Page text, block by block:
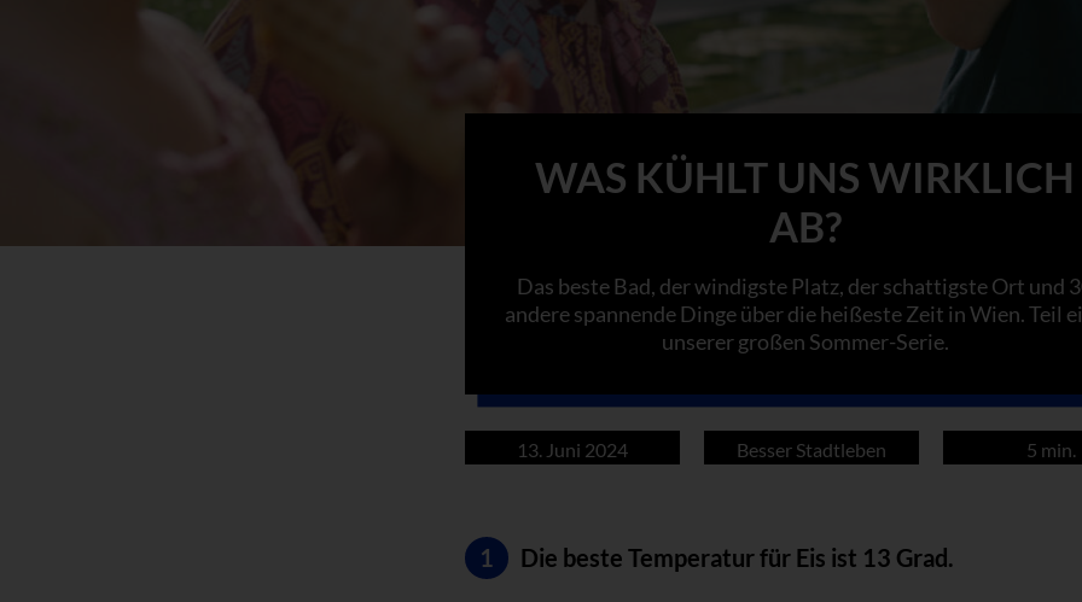
WAS KÜHLT UNS WIRKLICH
AB?
Das beste Bad, der windigste Platz, der schattigste Ort und
andere spannende Dinge über die heißeste Zeit in Wien. Teil
unserer großen Sommer-Serie.
13. Juni 2024 Besser Stadtleben 5 min.
1 Die beste Temperatur für Eis ist 13 Grad.